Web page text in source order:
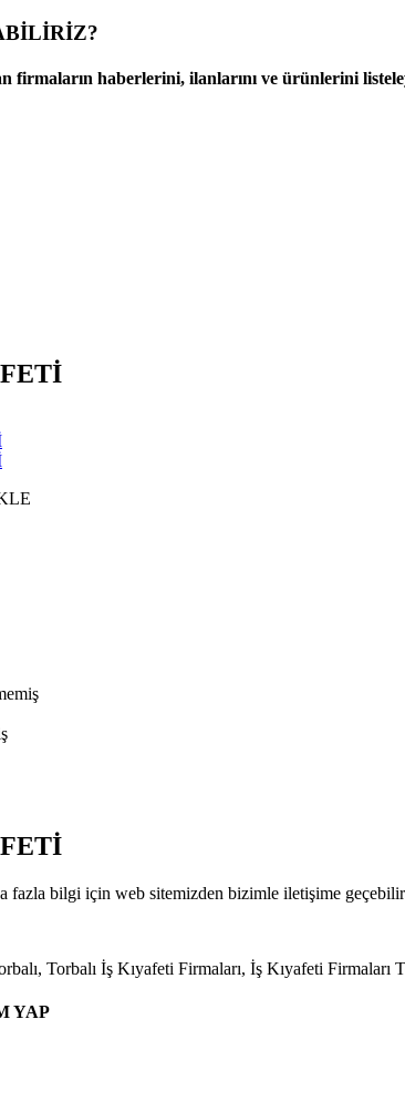
?
firmaların haberlerini, ilanlarını ve ürünlerini
fazla bilgi için web sitemizden bizimle iletişime
Torbalı İş Kıyafeti Firmaları, İş Kıyafeti Firmaları
YAP